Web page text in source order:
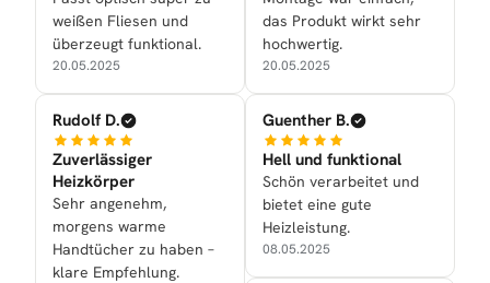
weißen Fliesen und
überzeugt funktional.
20.05.2025
Rudolf D.
Zuverlässiger
Heizkörper
Sehr angenehm,
morgens warme
Handtücher zu haben –
klare Empfehlung.
das Produkt wirkt sehr
hochwertig.
20.05.2025
Guenther B.
Hell und funktional
Schön verarbeitet und
bietet eine gute
Heizleistung.
08.05.2025